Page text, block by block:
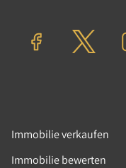
Immobilie verkaufen
Immobilie bewerten